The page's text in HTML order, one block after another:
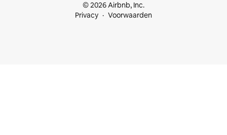
© 2026 Airbnb, Inc.
Privacy
Voorwaarden